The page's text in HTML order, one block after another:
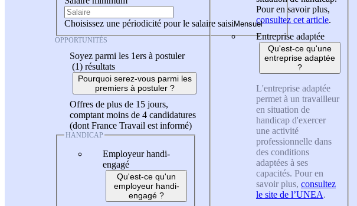
Choisissez une périodicité pour le salaire saisi
OPPORTUNITÉS
Soyez parmi les 1ers à postuler
(1) résultats
Pourquoi serez-vous parmi les
premiers à postuler ?
Offres de plus de 15 jours,
comptant moins de 4 candidatures
(dont France Travail est informé)
HANDICAP
Employeur handi-
engagé
Qu'est-ce qu'un
employeur handi-
engagé ?
Pour en savoir plus,
consultez cet article.
Entreprise adaptée
Qu'est-ce qu'une
entreprise adaptée
?
L'entreprise adaptée
permet à un travailleur
en situation de
handicap d'exercer
une activité
professionnelle dans
des conditions
adaptées à ses
capacités. Pour en
savoir plus, consultez
le site de l’UNEA.